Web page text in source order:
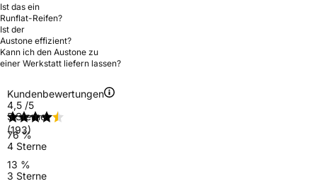
Ist das ein
Runflat-Reifen?
Ist der
Austone effizient?
Kann ich den Austone zu
einer Werkstatt liefern lassen?
Kundenbewertungen
4,5 /5
(193)
5 Sterne
76 %
4 Sterne
13 %
3 Sterne